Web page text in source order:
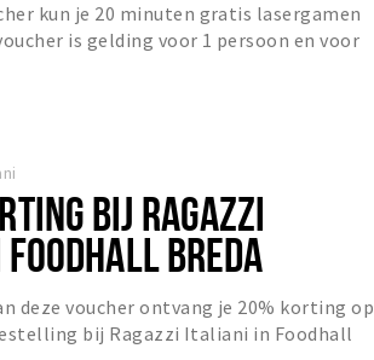
kun je 20 minuten gratis lasergamen
is gelding voor 1 persoon en voor
BIJ RAGAZZI
BREDA
deze voucher ontvang je 20% korting op
bij Ragazzi Italiani in Foodhall